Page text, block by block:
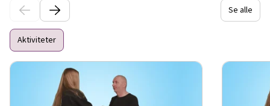
Se alle
Aktiviteter